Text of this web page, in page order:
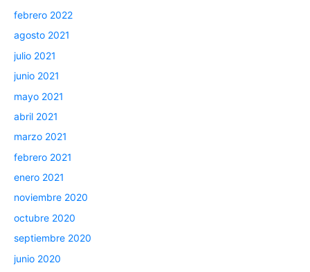
febrero 2022
agosto 2021
julio 2021
junio 2021
mayo 2021
abril 2021
marzo 2021
febrero 2021
enero 2021
noviembre 2020
octubre 2020
septiembre 2020
junio 2020